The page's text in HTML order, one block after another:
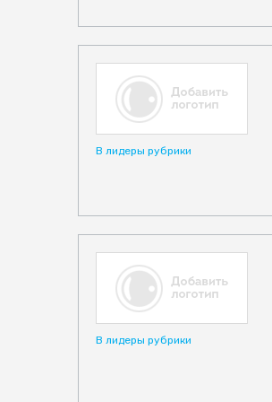
В лидеры рубрики
В лидеры рубрики